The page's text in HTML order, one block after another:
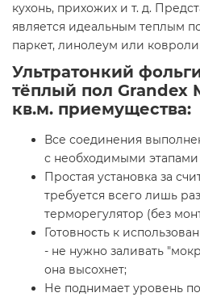
кухонь, прихожих и т. д.
является идеальным теплым
паркет, линолеум или
Ультратонкий
тёплый пол Grandex
кв.м. приемущества:
Все соединения
с необходимыми этапами
Простая установка за
требуется всего лишь
терморегулятор (без
Готовность к
- не нужно заливать
она высохнет;
Не поднимает уровень